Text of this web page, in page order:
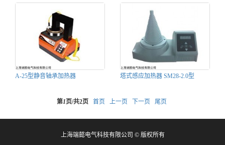
A-25型静音轴承加热器 塔式感应加热器 SM28-2.0型
第1页/共2页 首页 上一页 下一页 尾页
上海端懿电气科技有限公司 © 版权所有